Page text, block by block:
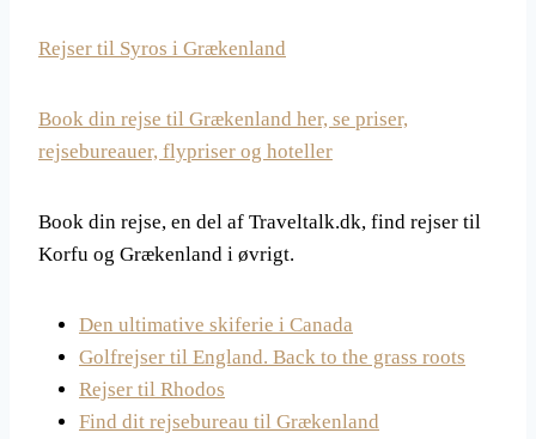
Rejser til Syros i Grækenland
Book din rejse til Grækenland her, se priser,
rejsebureauer, flypriser og hoteller
Book din rejse, en del af Traveltalk.dk, find rejser til
Korfu og Grækenland i øvrigt.
Den ultimative skiferie i Canada
Golfrejser til England. Back to the grass roots
Rejser til Rhodos
Find dit rejsebureau til Grækenland